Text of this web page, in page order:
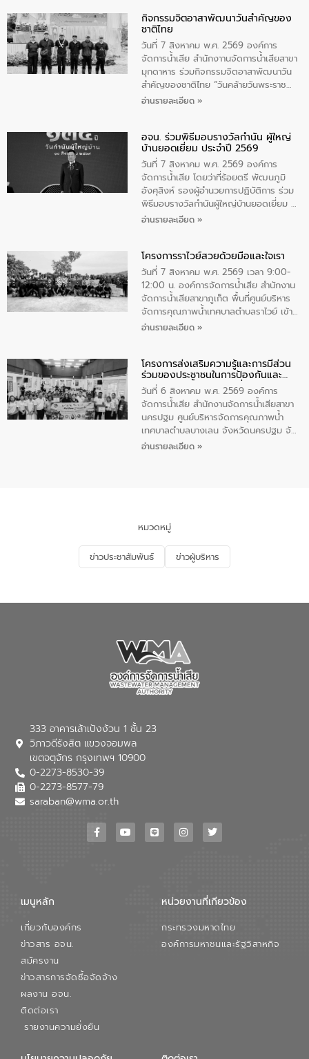
กิจกรรมจิตอาสาพัฒนาวันสําคัญของ
ชาติไทย
วันที่ 7 สิงหาคม พ.ศ. 2569 องค์การ
จัดการน้ำเสีย สำนักงาานจัดการน้ำเสียสาขา
มุกดาหาร ร่วมกิจกรรมจิตอาสาพัฒนาวัน
สําคัญของชาติไทย “วันคล้ายวันพระราช
สมภพ สมเด็จพระนางเจ้าสิริกิติ์พระบรม
ทิพย์คำ รองผู้ว่าราชการจังหวัดมุกดาหาร
เป็นประธานในพิธี ณ เรือนจําชั่วคราวนาโสก
ตําบลนาโสก อําเภอเมืองมุกดาหาร จังหวัด
มุกดาหาร โดยในกิจกรรมได้ร่วมปลูกป่า และ
ทําความสะอาดภายในบริเวณ จัดกิจกรรม
เพื่อถวายเป็นพระราชกุศล สมเด็จพระนาง
เจ้าสิริกิติ์พระบรมราชินีนาถ พระบรมราช
อ่านรายละเอียด »
อจน. ร่วมพิธีมอบรางวัลกำนัน ผู้ใหญ่
บ้านยอดเยี่ยม ประจำปี 2569
วันที่ 7 สิงหาคม พ.ศ. 2569 องค์การ
จัดการน้ำเสีย โดยว่าที่ร้อยตรี พัฒนภูมิ
อังศุสิงห์ รองผู้อำนวยการปฏิบัติการ ร่วม
พิธีมอบรางวัลกำนันผู้ใหญ่บ้านยอดเยี่ยม ณ
ทำเนียบรัฐบาล โดยมีนายอนุทิน ชาญวีรกูล
ทองคำและประกาศเกียรติคุณให้แก่ กำนัน
ผู้ใหญ่บ้านยอดเยี่ยม พร้อมกล่าวชื่นชม ให้
โอวาท และมอบนโยบาย
อ่านรายละเอียด »
โครงการราไวย์สวยด้วยมือและใจเรา
วันที่ 7 สิงหาคม พ.ศ. 2569 เวลา 9:00-
12:00 น. องค์การจัดการน้ำเสีย สำนักงาน
จัดการน้ำเสียสาขาภูเก็ต พื้นที่ศูนย์บริหาร
จัดการคุณภาพน้ำเทศบาลตำบลราไวย์ เข้า
ร่วมโครงการราไวย์สวยด้วยมือและใจเรา
ประชาชน ตัวแทนจากโรงแรมต่างๆ ในเขต
เทศบาลตำบลราไวย์ ศูนย์บริหารจัดการ
คุณภาพน้ำเทศบาลตำบลราไวย์ นำโดยนาย
น้อย แก้วเศษ ผู้จัดการสำนักงานจัดการน้ำ
เสียสาขาภูเก็ต พร้อมด้วยเจ้าหน้าที่ จำนวน
5 คน ร่วมทำกิจกรรม ทำความสะอาด
ชายหาดและแหล่งท่องเที่ยว ณ บริเวณ
อ่านรายละเอียด »
โครงการส่งเสริมความรู้และการมีส่วน
ร่วมของประชาชนในการป้องกันและ
แก้ไขปัญหาน้ำเสียอย่างยั่งยืน
วันที่ 6 สิงหาคม พ.ศ. 2569 องค์การ
จัดการน้ำเสีย สำนักงานจัดการน้ำเสียสาขา
นครปฐม ศูนย์บริหารจัดการคุณภาพน้ำ
เทศบาลตำบลบางเลน จังหวัดนครปฐม จัด
กิจกรรมภายใต้โครงการส่งเสริมความรู้และ
จัดการน้ำเสียและสร้างจิตสำนึกในการ
อนุรักษ์สิ่งแวดล้อม ในหัวข้อ “น้ำเสียชุมชน
และการบำบัดน้ำเสียเบื้องต้น” โดยให้ความรู้
เกี่ยวกับสาเหตุและผลกระทบของน้ำเสีย
ณ เทศบาลตำบลบางเลน จังหวัดนครปฐม
อ่านรายละเอียด »
หมวดหมู่
ข่าวประชาสัมพันธ์ ข่าวผู้บริหาร
333 อาคารเล้าเป้งง้วน 1 ชั้น 23
วิภาวดีรังสิต แขวงจอมพล
เขตจตุจักร กรุงเทพฯ 10900
0-2273-8530-39
0-2273-8577-79
saraban@wma.or.th
เมนูหลัก
เกี่ยวกับองค์กร
ข่าวสาร อจน.
สมัครงาน
ข่าวสารการจัดซื้อจัดจ้าง
ผลงาน อจน.
ติดต่อเรา
รายงานความยั่งยืน
หน่วยงานที่เกียวข้อง
กระทรวงมหาดไทย
องค์การมหาชนและรัฐวิสาหกิจ